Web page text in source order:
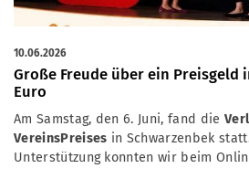
10.06.2026
Große Freude über ein Preisgeld
Euro
Am Samstag, den 6. Juni, fand die
VereinsPreises in Schwarzenbek
Unterstützung konnten wir beim